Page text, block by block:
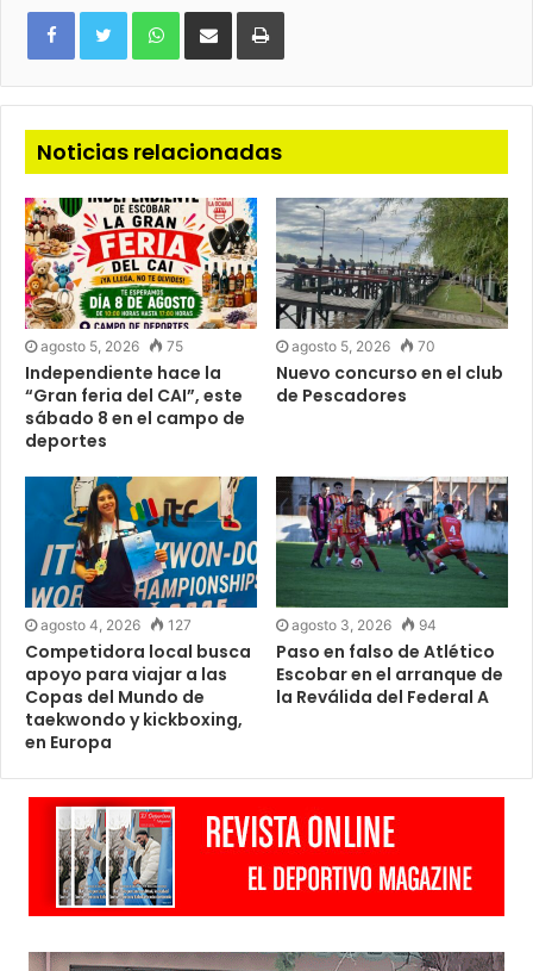
WhatsAppCompartirImprimir
Noticias relacionadas
agosto 5, 2026 75
Independiente hace la
“Gran feria del CAI”, este
sábado 8 en el campo de
deportes
agosto 5, 2026 70
Nuevo concurso en el club
de Pescadores
agosto 4, 2026 127
Competidora local busca
apoyo para viajar a las
Copas del Mundo de
taekwondo y kickboxing,
en Europa
agosto 3, 2026 94
Paso en falso de Atlético
Escobar en el arranque de
la Reválida del Federal A